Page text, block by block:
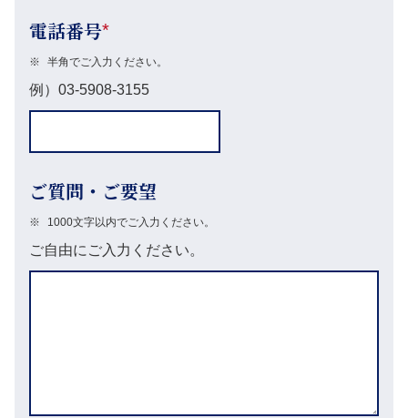
電話番号*
※ 半角でご入力ください。
例）03-5908-3155
ご質問・ご要望
※ 1000文字以内でご入力ください。
ご自由にご入力ください。